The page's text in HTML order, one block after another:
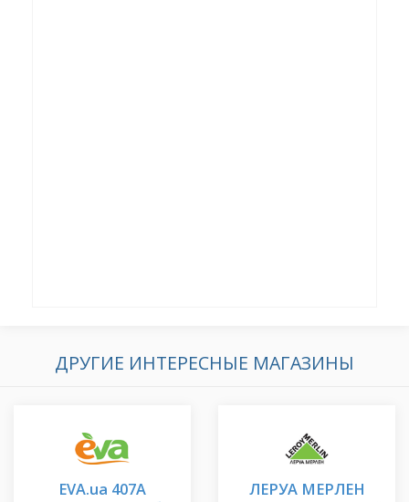
ДРУГИЕ ИНТЕРЕСНЫЕ МАГАЗИНЫ
EVA.ua 407A ЛЕРУА МЕРЛЕН